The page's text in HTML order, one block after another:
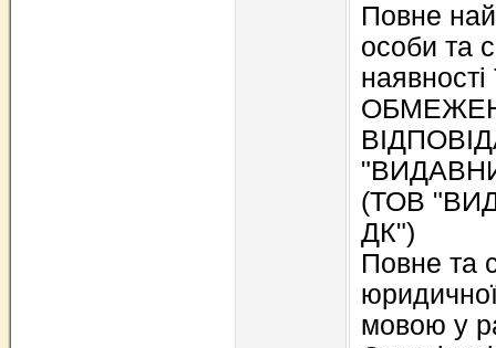
Повне
особи та
(ТОВ
ДК")
Повне та
мовою у